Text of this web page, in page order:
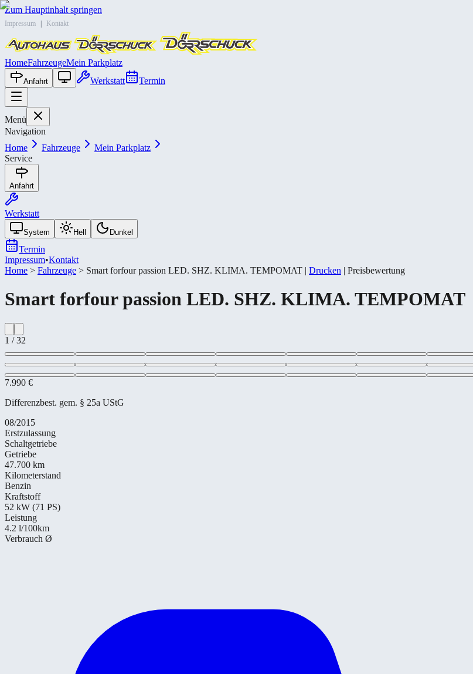
Zum Hauptinhalt springen
Impressum Kontakt
HomeFahrzeugeMein Parkplatz
Anfahrt Werkstatt Termin
Menü
Navigation
Home
Fahrzeuge
Mein Parkplatz
Service
Anfahrt
Werkstatt
System Hell Dunkel
Termin
Impressum•Kontakt
Home > Fahrzeuge > Smart forfour passion LED. SHZ. KLIMA. TEMPOMAT | Drucken | Preisbewertung
Smart forfour passion LED. SHZ. KLIMA. TEMPOMAT
1 /32
7.990 €
Differenzbest. gem. § 25a UStG
08/2015
Erstzulassung
Schaltgetriebe
Getriebe
47.700 km
Kilometerstand
Benzin
Kraftstoff
52 kW (71 PS)
Leistung
4.2 l/100km
Verbrauch Ø